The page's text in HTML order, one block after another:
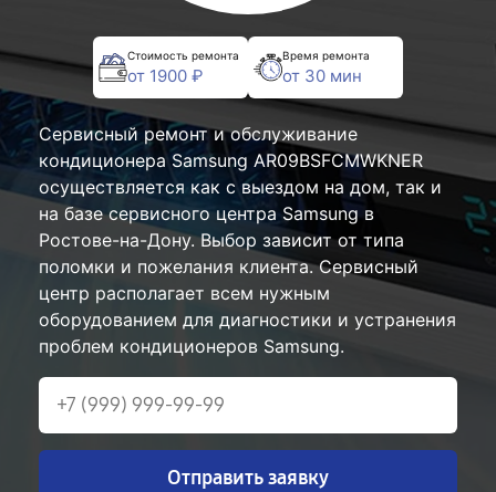
Стоимость ремонта
от 1900 ₽
Время ремонта
от 30 мин
Сервисный ремонт и обслуживание
кондиционера Samsung AR09BSFCMWKNER
осуществляется как с выездом на дом, так и
на базе сервисного центра Samsung в
Ростове-на-Дону. Выбор зависит от типа
поломки и пожелания клиента. Сервисный
центр располагает всем нужным
оборудованием для диагностики и устранения
проблем кондиционеров Samsung.
Отправить заявку